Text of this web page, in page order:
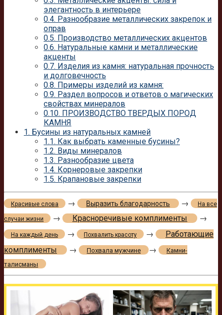
элегантность в интерьере
0.4. Разнообразие металлических закрепок и
оправ
0.5. Производство металлических акцентов
0.6. Натуральные камни и металлические
акценты
0.7. Изделия из камня: натуральная прочность
и долговечность
0.8. Примеры изделий из камня:
0.9. Раздел вопросов и ответов о магических
свойствах минералов
0.10. ПРОИЗВОДСТВО ТВЕРДЫХ ПОРОД
КАМНЯ
1. Бусины из натуральных камней
1.1. Как выбрать каменные бусины?
1.2. Виды минералов
1.3. Разнообразие цвета
1.4. Корнеровые закрепки
1.5. Крапановые закрепки
Красивые слова → Выразить благодарность → На все
случаи жизни → Красноречивые комплименты →
На каждый день → Похвалить красоту →
Работающие
комплименты
→ Похвала мужчине →
Камни-
талисманы